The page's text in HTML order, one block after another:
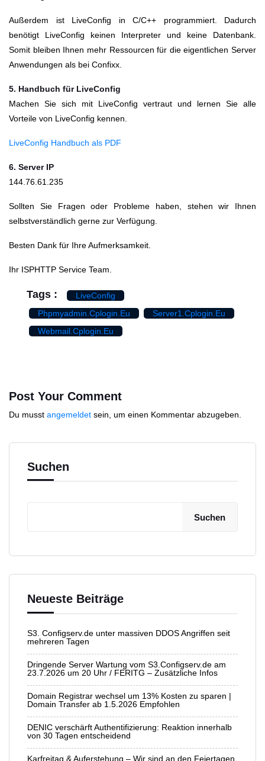
Außerdem ist LiveConfig in C/C++ programmiert. Dadurch
benötigt LiveConfig keinen Interpreter und keine Datenbank.
Somit bleiben Ihnen mehr Ressourcen für die eigentlichen Server
Anwendungen als bei Confixx.
5. Handbuch für LiveConfig
Machen Sie sich mit LiveConfig vertraut und lernen Sie alle
Vorteile von LiveConfig kennen.
LiveConfig Handbuch als PDF
6. Server IP
144.76.61.235
Sollten Sie Fragen oder Probleme haben, stehen wir Ihnen
selbstverständlich gerne zur Verfügung.
Besten Dank für Ihre Aufmerksamkeit.
Ihr ISPHTTP Service Team.
Tags :
LiveConfig
Phpmyadmin.cplogin.eu
Server1.cplogin.eu
Webmail.cplogin.eu
Post Your Comment
Du musst angemeldet sein, um einen Kommentar abzugeben.
Suchen
Suchen
Neueste Beiträge
S3. Configserv.de unter massiven DDOS Angriffen seit
mehreren Tagen
Dringende Server Wartung vom S3.Configserv.de am
23.7.2026 um 20 Uhr / FERITG – Zusätzliche Infos
Domain Registrar wechsel um 13% Kosten zu sparen |
Domain Transfer ab 1.5.2026 Empfohlen
DENIC verschärft Authentifizierung: Reaktion innerhalb
von 30 Tagen entscheidend
Karfreitag & Auferstehung – Wir sind an den Feiertagen